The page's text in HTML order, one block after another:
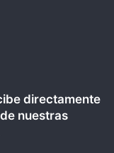
directamente
nuestras